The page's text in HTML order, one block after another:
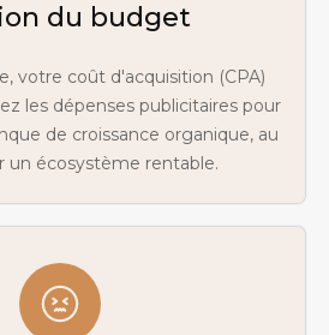
du budget
votre coût d'acquisition (CPA)
les dépenses publicitaires pour
de croissance organique, au
un écosystème rentable.